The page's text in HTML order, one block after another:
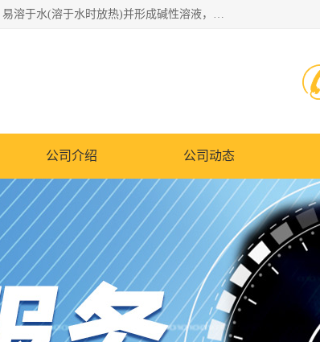
氢氧化钠化学式为NaOH，为一种具有很强腐蚀性的强碱，一般为片状或颗粒形态，易溶于水(溶于水时放热)并形成碱性溶液，另有潮解性，易吸取空气中的水蒸气(潮解)和(变质)。NaOH是化学实验室其中一种必备的化学品，亦为常见的化工品之一。纯品是无色透明的晶体。密度2.130g/cm3。熔点318.4℃。沸点1390℃。工业品含有少量的氯化和碳酸，是白色不透明的晶体。
公司介绍 公司动态